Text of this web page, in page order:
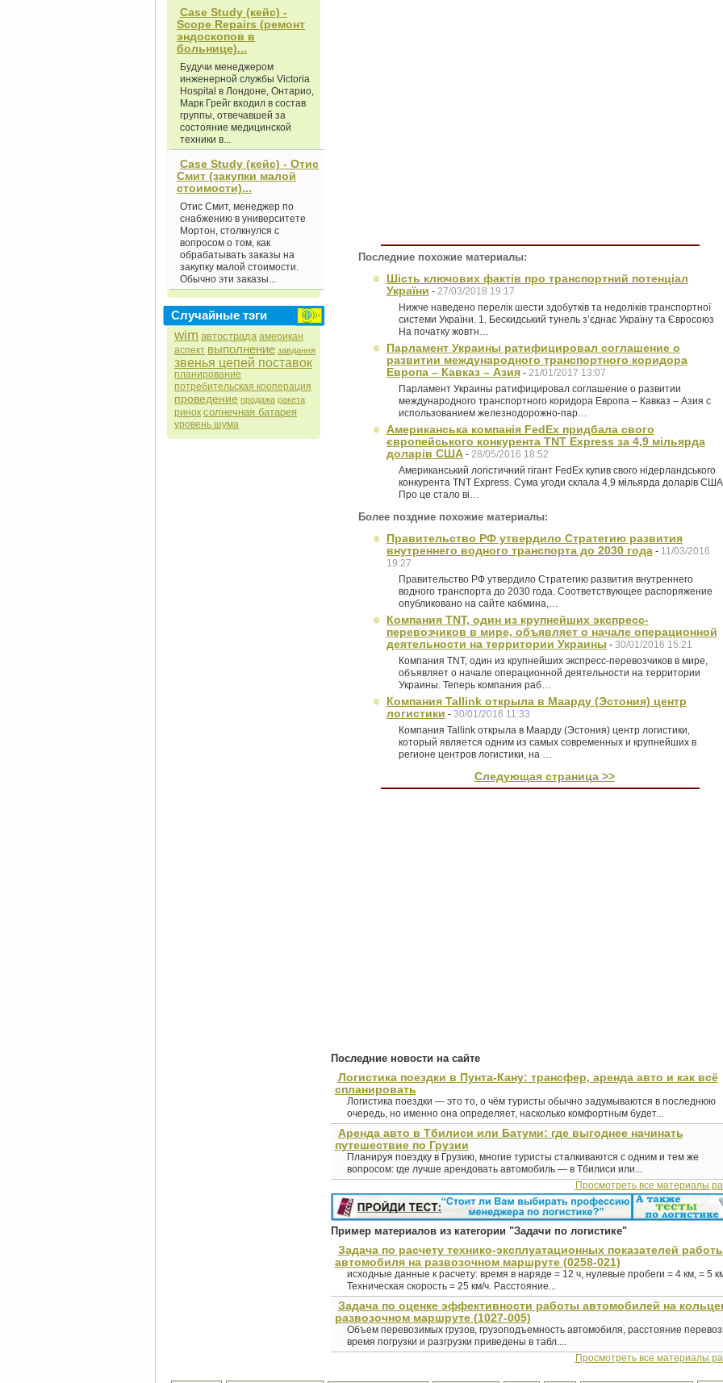
Case Study (кейс) -
Scope Repairs (ремонт
эндоскопов в
больнице)...
Будучи менеджером
инженерной службы Victoria
Hospital в Лондоне, Онтарио,
Марк Грейг входил в состав
группы, отвечавшей за
состояние медицинской
техники в...
Case Study (кейс) - Отис
Смит (закупки малой
стоимости)...
Отис Смит, менеджер по
снабжению в университете
Мортон, столкнулся с
вопросом о том, как
обрабатывать заказы на
закупку малой стоимости.
Обычно эти заказы...
Случайные тэги
wim автострада американ
аспект выполнение завдання
звенья цепей поставок
планирование
потребительская кооперация
проведение продажа ракета
ринок солнечная батарея
уровень шума
Последние похожие материалы:
Шість ключових фактів про транспортний потенціал
України - 27/03/2018 19:17
Нижче наведено перелік шести здобутків та недоліків транспортної
системи України. 1. Бескидський тунель з’єднає Україну та Євросоюз
На початку жовтн…
Парламент Украины ратифицировал соглашение о
развитии международного транспортного коридора
Европа – Кавказ – Азия- 21/01/2017 13:07
Парламент Украины ратифицировал соглашение о развитии
международного транспортного коридора Европа – Кавказ – Азия с
использованием железнодорожно-пар…
Американська компанія FedEx придбала свого
європейського конкурента TNT Express за 4,9 мільярда
доларів США- 28/05/2016 18:52
Американський логістичний гігант FedEx купив свого нідерландського
конкурента TNT Express. Сума угоди склала 4,9 мільярда доларів
Про це стало ві…
Более поздние похожие материалы:
Правительство РФ утвердило Стратегию развития
внутреннего водного транспорта до 2030 года- 11/03/2016
19:27
Правительство РФ утвердило Стратегию развития внутреннего
водного транспорта до 2030 года. Соответствующее распоряжение
опубликовано на сайте кабмина,…
Компания TNT, один из крупнейших экспресс-
перевозчиков в мире, объявляет о начале операционной
деятельности на территории Украины - 30/01/2016 15:21
Компания TNT, один из крупнейших экспресс-перевозчиков в мире,
объявляет о начале операционной деятельности на территории
Украины. Теперь компания раб…
Компания Tallink открыла в Маарду (Эстония) центр
логистики - 30/01/2016 11:33
Компания Tallink открыла в Маарду (Эстония) центр логистики,
который является одним из самых современных и крупнейших в
регионе центров логистики, на …
Следующая страница >>
Последние новости на сайте
Логистика поездки в Пунта-Кану: трансфер, аренда авто и как всё
спланировать
Логистика поездки — это то, о чём туристы обычно задумываются в последнюю
очередь, но именно она определяет, насколько комфортным будет...
Аренда авто в Тбилиси или Батуми: где выгоднее начинать
путешествие по Грузии
Планируя поездку в Грузию, многие туристы сталкиваются с одним и тем же
вопросом: где лучше арендовать автомобиль — в Тбилиси или...
Просмотреть все материалы
Пример материалов из категории "Задачи по логистике"
Задача по расчету технико-эксплуатационных показателей
автомобиля на развозочном маршруте (0258-021)
исходные данные к расчету: время в наряде = 12 ч, нулевые пробеги = 4 км, = 5
Техническая скорость = 25 км/ч. Расстояние...
Задача по оценке эффективности работы автомобилей на
развозочном маршруте (1027-005)
Объем перевозимых грузов, грузоподъемность автомобиля, расстояние
время погрузки и разгрузки приведены в табл....
Просмотреть все материалы